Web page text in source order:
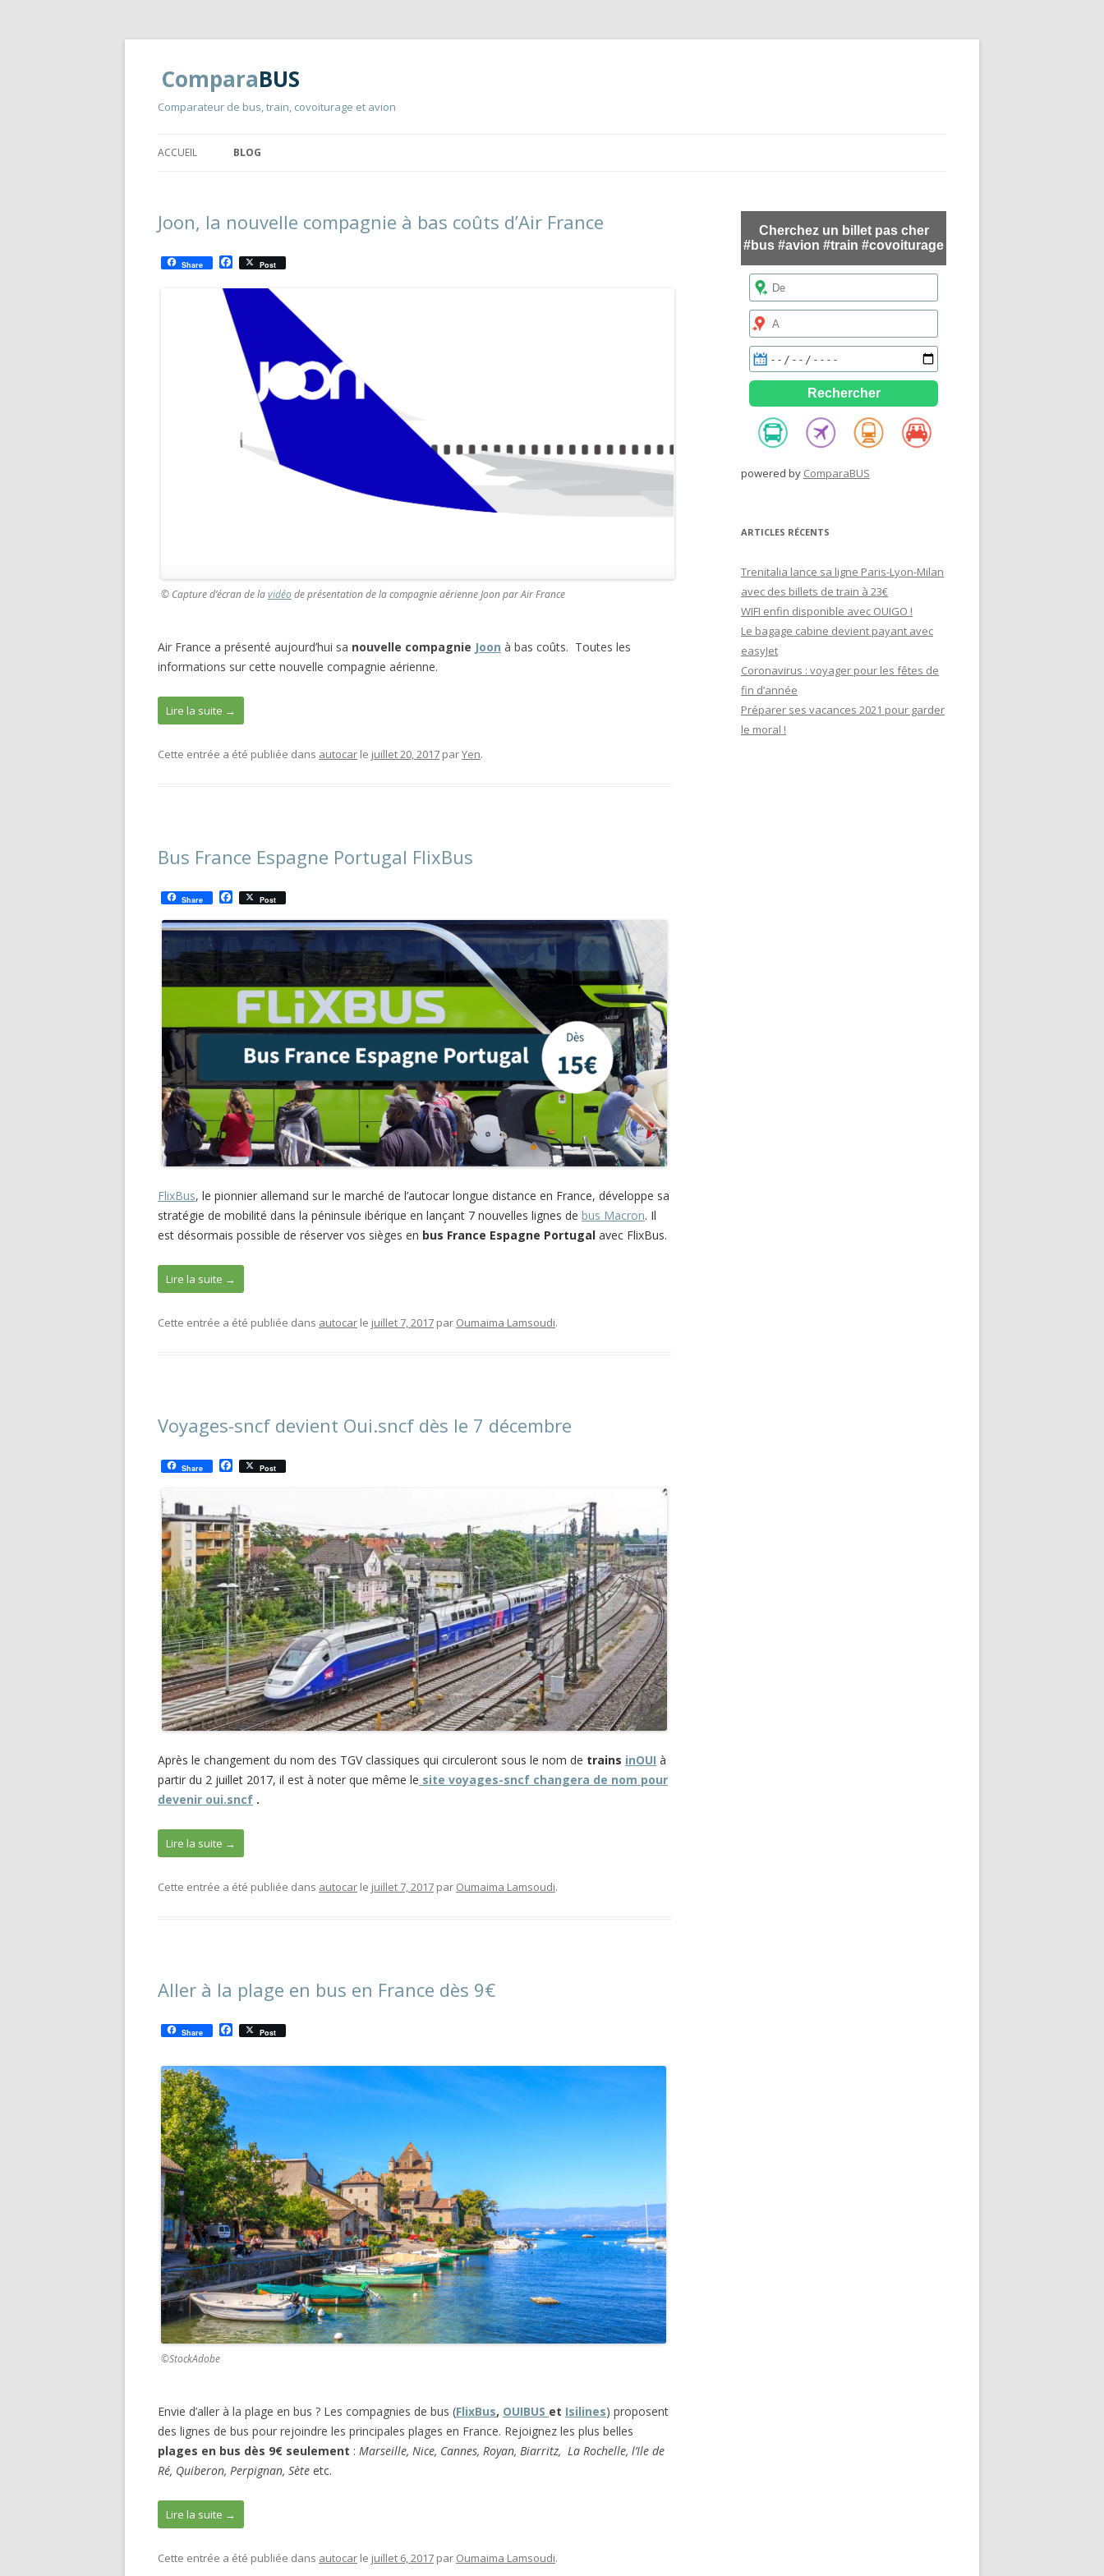
ComparaBUS
Comparateur de bus, train, covoiturage et avion
ACCUEIL BLOG
Joon, la nouvelle compagnie à bas coûts d’Air France
Share
a
c
b
o
o
Post
© Capture d’écran de lavidéo de présentation de la compagnie aérienne Joon par Air France
Air France a présenté aujourd’hui sa nouvelle compagnie Joon à bas coûts. Toutes les
informations sur cette nouvelle compagnie aérienne.
Lire la suite →
Cette entrée a été publiée dans autocar le juillet 20, 2017 parYen.
Bus France Espagne Portugal FlixBus
Share
a
c
e
b
o
o
k
Post
FlixBus, le pionnier allemand sur le marché de l’autocar longue distance en France, développe sa
stratégie de mobilité dans la péninsule ibérique en lançant 7 nouvelles lignes de bus Macron. Il
est désormais possible de réserver vos sièges en bus France Espagne Portugal avec FlixBus.
Lire la suite →
Cette entrée a été publiée dans autocar le juillet 7, 2017 par Oumaima Lamsoudi.
Voyages-sncf devient Oui.sncf dès le 7 décembre
Share
a
e
b
o
o
k
Post
Après le changement du nom des TGV classiques qui circuleront sous le nom de trains inOUI à
partir du 2 juillet 2017, il est à noter que même le site voyages-sncf changera de nom pour
devenir oui.sncf .
Lire la suite →
Cette entrée a été publiée dans autocar le juillet 7, 2017 par Oumaima Lamsoudi.
Aller à la plage en bus en France dès 9€
Share
a
e
o
o
k
Post
©StockAdobe
Envie d’aller à la plage en bus ? Les compagnies de bus (FlixBus, OUIBUS et Isilines) proposent
des lignes de bus pour rejoindre les principales plages en France. Rejoignez les plus belles
plages en bus dès 9€ seulement : Marseille, Nice, Cannes, Royan, Biarritz, La Rochelle, l’Ile de
Ré, Quiberon, Perpignan, Sète etc.
Lire la suite →
Cette entrée a été publiée dans autocar le juillet 6, 2017 par Oumaima Lamsoudi.
powered by ComparaBUS
ARTICLES RÉCENTS
Trenitalia lance sa ligne Paris-Lyon-Milan
avec des billets de train à 23€
WIFI enfin disponible avec OUIGO !
Le bagage cabine devient payant avec
easyJet
Coronavirus : voyager pour les fêtes de
fin d’année
Préparer ses vacances 2021 pour garder
le moral !